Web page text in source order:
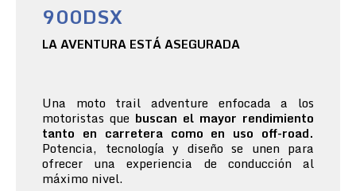
900DSX
LA AVENTURA ESTÁ ASEGURADA
Una moto trail adventure enfocada a los
motoristas que buscan el mayor rendimiento
tanto en carretera como en uso off-road.
Potencia, tecnología y diseño se unen para
ofrecer una experiencia de conducción al
máximo nivel.